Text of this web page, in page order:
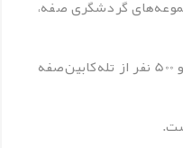
اصفهان، دردهمین روز از سال 1401، میزبان نزدیک به 18 هزار نفر در مجموعه‌های گردشگری صفه،
در مجموعه گردشگری صفه نزدیک به 10 هزار نفر در روز دهم سال جدید از این مجموعه بازدید داشتند که از این تعداد نزدیک به 2 هزار و 500 نفر از تله‌کابین‌صفه